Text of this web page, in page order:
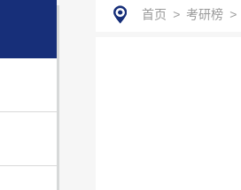
首页 > 考研榜 >